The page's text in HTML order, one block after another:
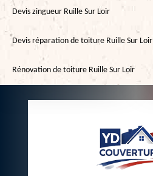
Devis zingueur Ruille Sur Loir
Devis réparation de toiture Ruille Sur Loir
Rénovation de toiture Ruille Sur Loir